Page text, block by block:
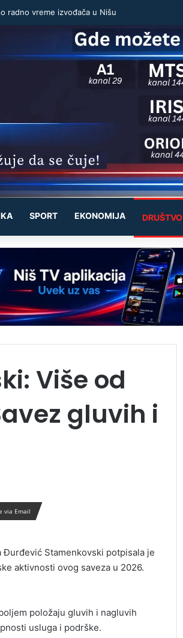
radno vreme izvođača u Nišu
SPORT EKONOMIJA DRUŠTVO
Više od
gluvih i
via Email
Đurđević Stamenkovski potpisala je
aktivnosti ovog saveza u 2026.
položaju gluvih i nagluvih
usluga i podrške.